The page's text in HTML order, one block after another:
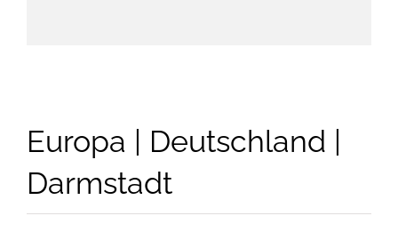
Europa | Deutschland |
Darmstadt